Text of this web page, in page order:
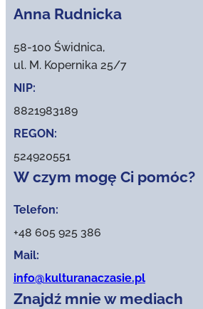
Anna Rudnicka
58-100 Świdnica,
ul. M. Kopernika 25/7
NIP:
8821983189
REGON:
524920551
W czym mogę Ci pomóc?
Telefon:
+48 605 925 386
Mail:
info@kulturanaczasie.pl
Znajdź mnie w mediach